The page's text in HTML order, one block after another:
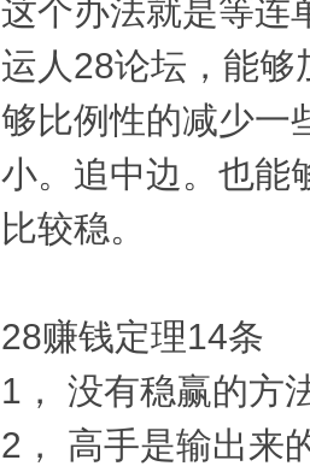
这个办法就是等连
运人28论坛，能
够比例性的减少一
小。追中边。也能
比较稳。
28赚钱定理14条
1， 没有稳赢的方
2， 高手是输出来